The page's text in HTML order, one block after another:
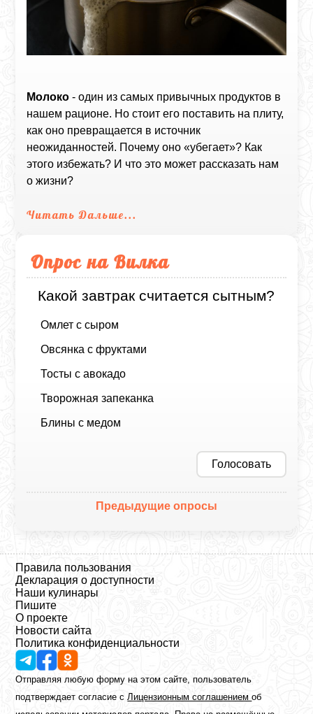
Молоко - один из самых привычных продуктов в
нашем рационе. Но стоит его поставить на плиту,
как оно превращается в источник
неожиданностей. Почему оно «убегает»? Как
этого избежать? И что это может рассказать нам
о жизни?
Читать Дальше...
Опрос на Вилка
Какой завтрак считается сытным?
Омлет с сыром
Овсянка с фруктами
Тосты с авокадо
Творожная запеканка
Блины с медом
Голосовать
Предыдущие опросы
Правила пользования
Декларация о доступности
Наши кулинары
Пишите
О проекте
Новости сайта
Политика конфиденциальности
Отправляя любую форму на этом сайте, пользователь
подтверждает согласие сЛицензионным соглашениемоб